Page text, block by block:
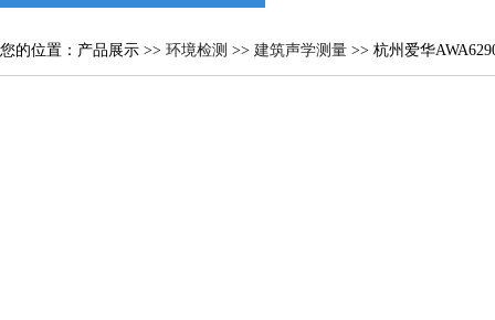
您的位置：产品展示 >> 环境检测 >> 建筑声学测量 >> 杭州爱华